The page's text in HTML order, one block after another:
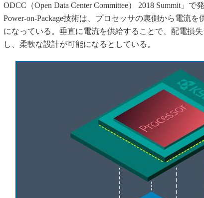
ODCC（Open Data Center Committee） 2018 Summit」
Power-on-Package技術は、プロセッサの裏側から電流
になっている。垂直に電流を供給することで、配電損
し、柔軟な設計が可能になるとしている。